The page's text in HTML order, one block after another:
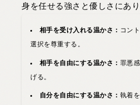
身を任せる強さと優しさにあり
相手を受け入れる温かさ： コン
選択を尊重する。
相手を自由にする温かさ： 罪悪
げる。
自分を自由にする温かさ： 執着